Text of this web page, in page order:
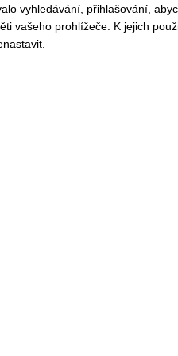
vyhledávání, přihlašování,
vašeho prohlížeče. K jejich